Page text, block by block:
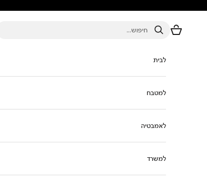
חיפוש
סל הקניות
לבית
למטבח
לאמבטיה
למשרד